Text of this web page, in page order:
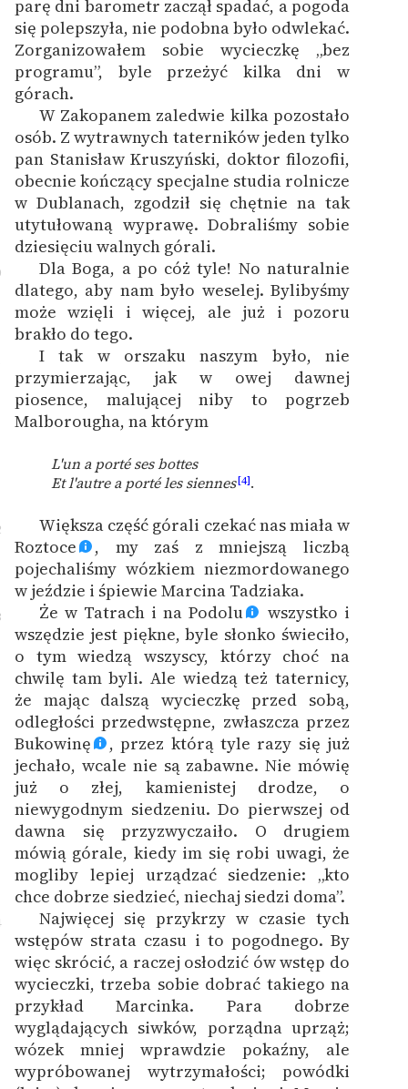
parę dni barometr zaczął spadać, a pogoda
się polepszyła, nie podobna było odwlekać.
Zorganizowałem sobie wycieczkę „bez
programu”, byle przeżyć kilka dni w
górach.
W Zakopanem zaledwie kilka pozostało
osób. Z wytrawnych taterników jeden tylko
pan Stanisław Kruszyński, doktor filozofii,
obecnie kończący specjalne studia rolnicze
w Dublanach, zgodził się chętnie na tak
utytułowaną wyprawę. Dobraliśmy sobie
dziesięciu walnych górali.
Dla Boga, a po cóż tyle! No naturalnie
dlatego, aby nam było weselej. Bylibyśmy
może wzięli i więcej, ale już i pozoru
brakło do tego.
I tak w orszaku naszym było, nie
przymierzając, jak w owej dawnej
piosence, malującej niby to pogrzeb
Malborougha, na którym
L'un a porté ses bottes
Et l'autre a porté les siennes[4].
Większa część górali czekać nas miała w
Roztoce
, my zaś z mniejszą liczbą
pojechaliśmy wózkiem niezmordowanego
w jeździe i śpiewie Marcina Tadziaka.
Że w Tatrach i na Podolu
wszystko i
wszędzie jest piękne, byle słonko świeciło,
o tym wiedzą wszyscy, którzy choć na
chwilę tam byli. Ale wiedzą też taternicy,
że mając dalszą wycieczkę przed sobą,
odległości przedwstępne, zwłaszcza przez
Bukowinę
, przez którą tyle razy się już
jechało, wcale nie są zabawne. Nie mówię
już o złej, kamienistej drodze, o
niewygodnym siedzeniu. Do pierwszej od
dawna się przyzwyczaiło. O drugiem
mówią górale, kiedy im się robi uwagi, że
mogliby lepiej urządzać siedzenie: „kto
chce dobrze siedzieć, niechaj siedzi doma”.
Najwięcej się przykrzy w czasie tych
wstępów strata czasu i to pogodnego. By
więc skrócić, a raczej osłodzić ów wstęp do
wycieczki, trzeba sobie dobrać takiego na
przykład Marcinka. Para dobrze
wyglądających siwków, porządna uprząż;
wózek mniej wprawdzie pokaźny, ale
wypróbowanej wytrzymałości; powódki